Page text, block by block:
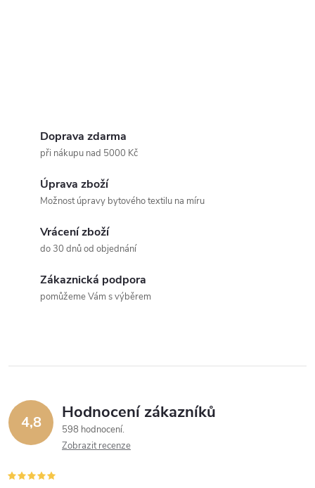
Doprava zdarma
při nákupu nad 5000 Kč
Úprava zboží
Možnost úpravy bytového textilu na míru
Vrácení zboží
do 30 dnů od objednání
Zákaznická podpora
pomůžeme Vám s výběrem
4,8 Hodnocení zákazníků
598 hodnocení
Zobrazit recenze